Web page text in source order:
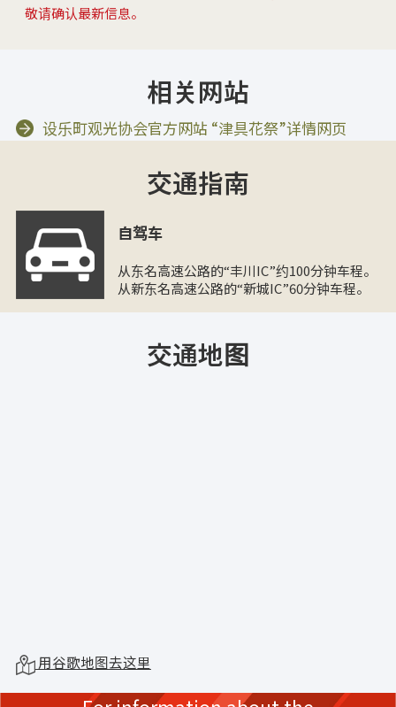
敬请确认最新信息。
相关网站
设乐町观光协会官方网站 “津具花祭”详情网页
交通指南
自驾车
从东名高速公路的“丰川IC”约100分钟车程。
从新东名高速公路的“新城IC”60分钟车程。
交通地图
用谷歌地图去这里